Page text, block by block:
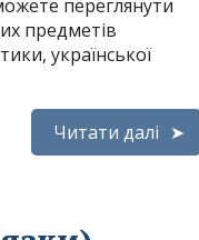
переглянути
предметів
української
Читати далі